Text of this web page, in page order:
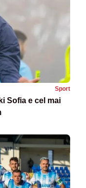
Sport
Sofia e cel mai